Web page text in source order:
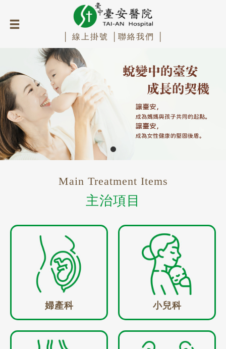
│ 線上掛號 │ 聯絡我們 │
Main Treatment Items
主治項目
婦產科 小兒科